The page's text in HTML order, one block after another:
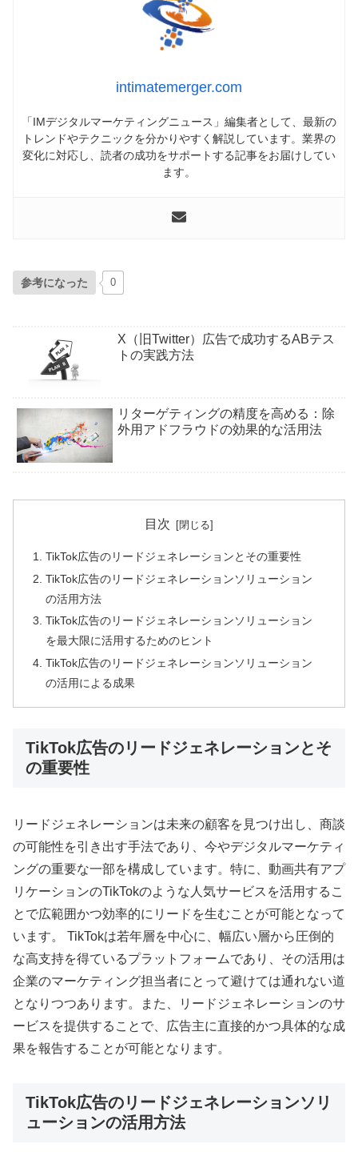
intimatemerger.com
「IMデジタルマーケティングニュース」編集者として、最新の
トレンドやテクニックを分かりやすく解説しています。業界の
変化に対応し、読者の成功をサポートする記事をお届けしてい
ます。
参考になった 0
X（旧Twitter）広告で成功するABテス
トの実践方法
リターゲティングの精度を高める：除
外用アドフラウドの効果的な活用法
目次
TikTok広告のリードジェネレーションとその重要性
TikTok広告のリードジェネレーションソリューション
の活用方法
TikTok広告のリードジェネレーションソリューション
を最大限に活用するためのヒント
TikTok広告のリードジェネレーションソリューション
の活用による成果
TikTok広告のリードジェネレーションとそ
の重要性
リードジェネレーションは未来の顧客を見つけ出し、商談
の可能性を引き出す手法であり、今やデジタルマーケティ
ングの重要な一部を構成しています。特に、動画共有アプ
リケーションのTikTokのような人気サービスを活用するこ
とで広範囲かつ効率的にリードを生むことが可能となって
います。 TikTokは若年層を中心に、幅広い層から圧倒的
な高支持を得ているプラットフォームであり、その活用は
企業のマーケティング担当者にとって避けては通れない道
となりつつあります。また、リードジェネレーションのサ
ービスを提供することで、広告主に直接的かつ具体的な成
果を報告することが可能となります。
TikTok広告のリードジェネレーションソリ
ューションの活用方法